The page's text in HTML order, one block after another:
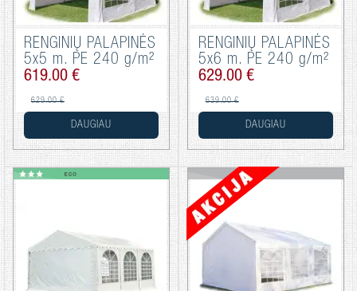
RENGINIŲ PALAPINĖS
5x5 m. PE 240 g/m²
619.00 €
629.00 €
DAUGIAU
RENGINIŲ PALAPINĖS
5x6 m. PE 240 g/m²
629.00 €
639.00 €
DAUGIAU